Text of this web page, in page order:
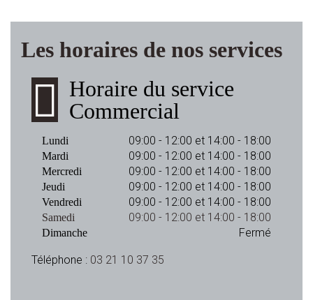
Les horaires de nos services
Horaire du service
Commercial
Lundi 09:00 - 12:00 et 14:00 - 18:00
Mardi 09:00 - 12:00 et 14:00 - 18:00
Mercredi 09:00 - 12:00 et 14:00 - 18:00
Jeudi 09:00 - 12:00 et 14:00 - 18:00
Vendredi 09:00 - 12:00 et 14:00 - 18:00
Samedi 09:00 - 12:00 et 14:00 - 18:00
Dimanche Fermé
Téléphone : 03 21 10 37 35